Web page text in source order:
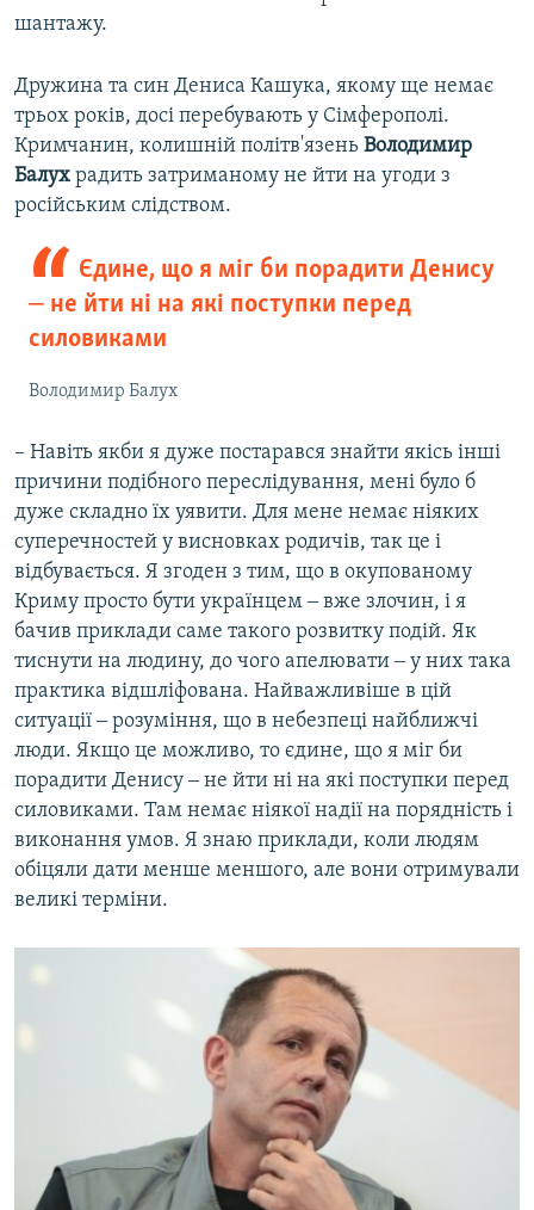
шантажу.
Дружина та син Дениса Кашука, якому ще немає
трьох років, досі перебувають у Сімферополі.
Кримчанин, колишній політв'язень Володимир
Балух радить затриманому не йти на угоди з
російським слідством.
Єдине, що я міг би порадити Денису
‒ не йти ні на які поступки перед
силовиками
Володимир Балух
– Навіть якби я дуже постарався знайти якісь інші
причини подібного переслідування, мені було б
дуже складно їх уявити. Для мене немає ніяких
суперечностей у висновках родичів, так це і
відбувається. Я згоден з тим, що в окупованому
Криму просто бути українцем ‒ вже злочин, і я
бачив приклади саме такого розвитку подій. Як
тиснути на людину, до чого апелювати ‒ у них така
практика відшліфована. Найважливіше в цій
ситуації ‒ розуміння, що в небезпеці найближчі
люди. Якщо це можливо, то єдине, що я міг би
порадити Денису ‒ не йти ні на які поступки перед
силовиками. Там немає ніякої надії на порядність і
виконання умов. Я знаю приклади, коли людям
обіцяли дати менше меншого, але вони отримували
великі терміни.